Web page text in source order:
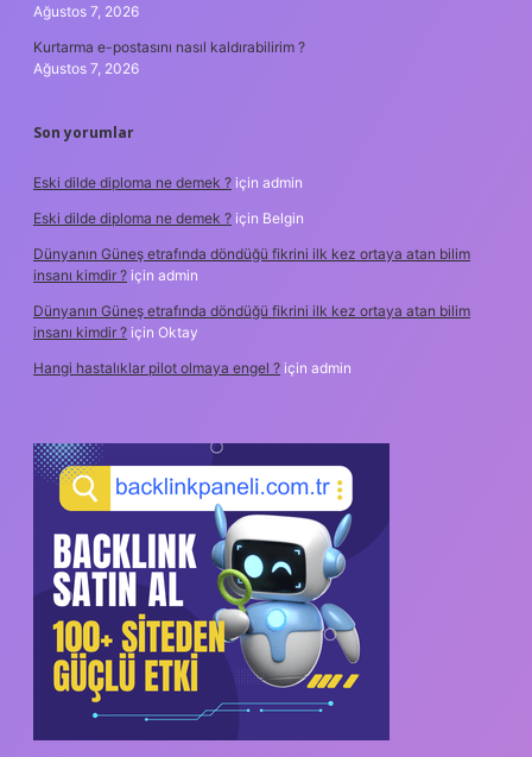
Ağustos 7, 2026
Kurtarma e-postasını nasıl kaldırabilirim ?
Ağustos 7, 2026
Son yorumlar
Eski dilde diploma ne demek ? için admin
Eski dilde diploma ne demek ? için Belgin
Dünyanın Güneş etrafında döndüğü fikrini ilk kez ortaya atan bilim
insanı kimdir ? için admin
Dünyanın Güneş etrafında döndüğü fikrini ilk kez ortaya atan bilim
insanı kimdir ? için Oktay
Hangi hastalıklar pilot olmaya engel ? için admin